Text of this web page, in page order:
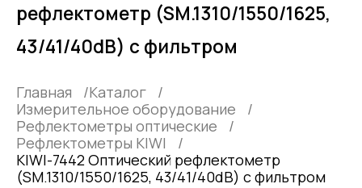
рефлектометр (SM.1310/1550/1625,
43/41/40dB) с фильтром
Главная
Каталог
Измерительное оборудование
Рефлектометры оптические
Рефлектометры KIWI
KIWI-7442 Оптический рефлектометр
(SM.1310/1550/1625, 43/41/40dB) с фильтром